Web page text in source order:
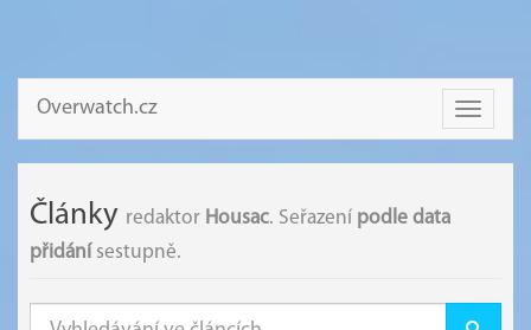
Toggle
Overwatch.cz
Články redaktor Housac. Seřazení podle data
přidání sestupně.